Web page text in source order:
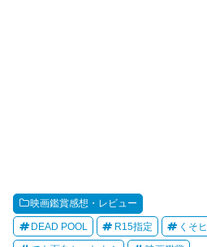
映画鑑賞感想・レビュー
DEAD POOL R15指定 くそ